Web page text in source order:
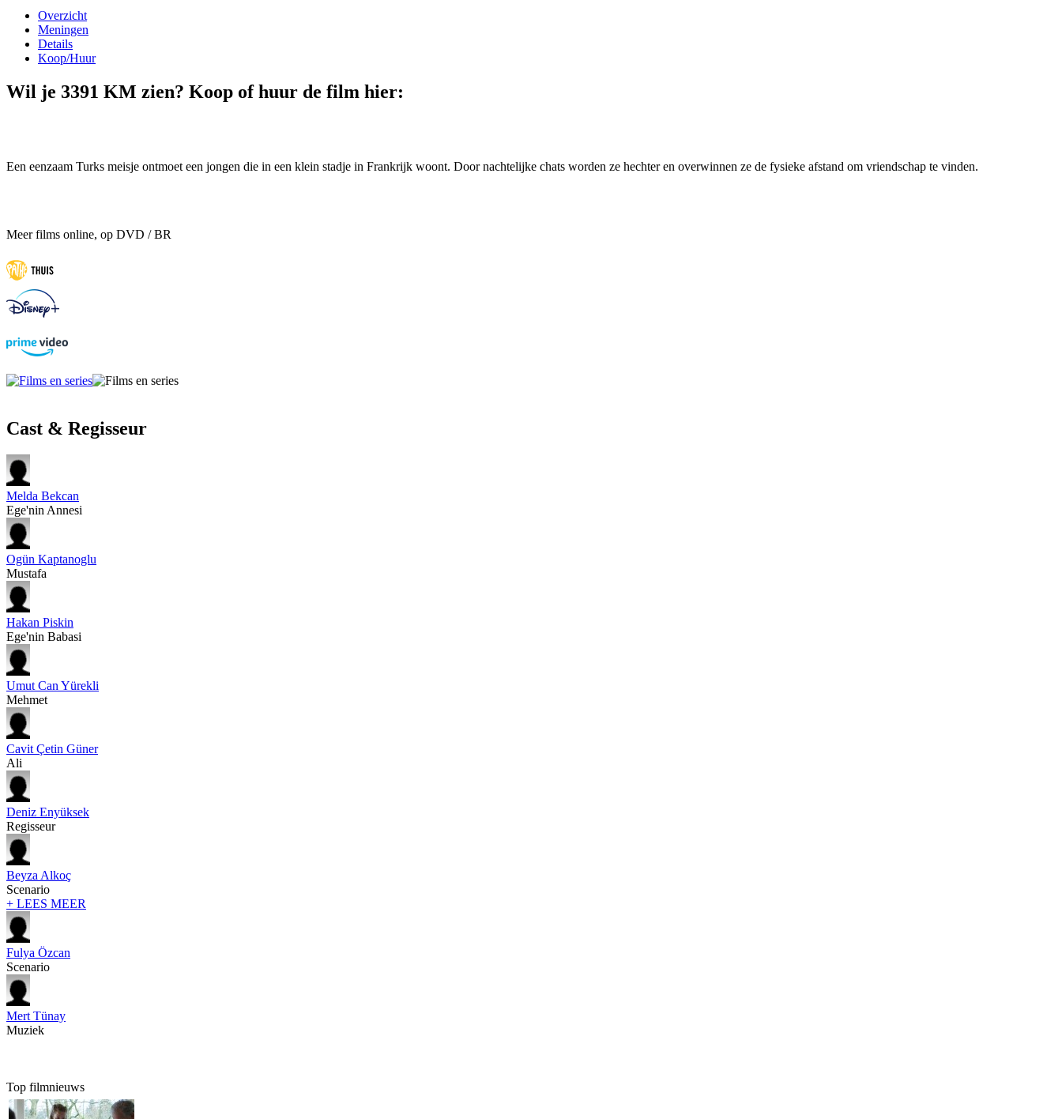
Overzicht
Meningen
Details
Koop/Huur
Wil je 3391 KM zien? Koop of huur de film hier:
Een eenzaam Turks meisje ontmoet een jongen die in een klein stadje in Frankrijk woont. Door nachtelijke chats worden ze hechter en overwinnen ze de fysieke afstand om vriendschap te vinden.
Meer films online, op DVD / BR
Cast & Regisseur
Melda Bekcan
Ege'nin Annesi
Ogün Kaptanoglu
Mustafa
Hakan Piskin
Ege'nin Babasi
Umut Can Yürekli
Mehmet
Cavit Çetin Güner
Ali
Deniz Enyüksek
Regisseur
Beyza Alkoç
Scenario
+ LEES MEER
Fulya Özcan
Scenario
Mert Tünay
Muziek
Top filmnieuws